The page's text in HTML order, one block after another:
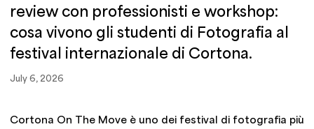
review con professionisti e workshop:
cosa vivono gli studenti di Fotografia al
festival internazionale di Cortona.
July 6, 2026
Cortona On The Move è uno dei festival di fotografia più